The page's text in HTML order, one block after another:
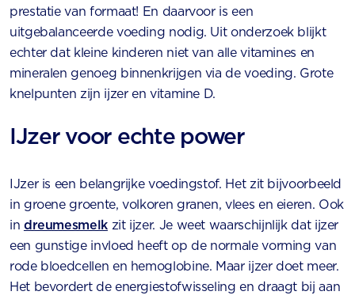
prestatie van formaat! En daarvoor is een
uitgebalanceerde voeding nodig. Uit onderzoek blijkt
echter dat kleine kinderen niet van alle vitamines en
mineralen genoeg binnenkrijgen via de voeding. Grote
knelpunten zijn ijzer en vitamine D.
IJzer voor echte power
IJzer is een belangrijke voedingstof. Het zit bijvoorbeeld
in groene groente, volkoren granen, vlees en eieren. Ook
in dreumesmelkzit ijzer. Je weet waarschijnlijk dat ijzer
een gunstige invloed heeft op de normale vorming van
rode bloedcellen en hemoglobine. Maar ijzer doet meer.
Het bevordert de energiestofwisseling en draagt bij aan